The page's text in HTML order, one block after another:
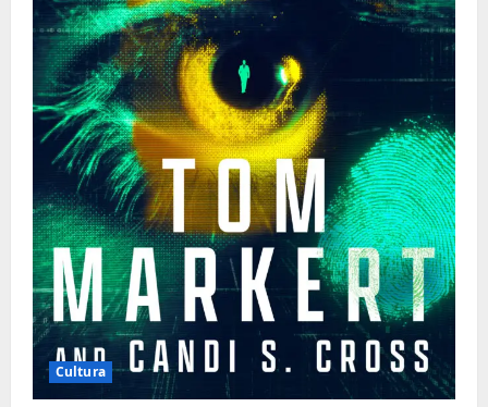
Cultura